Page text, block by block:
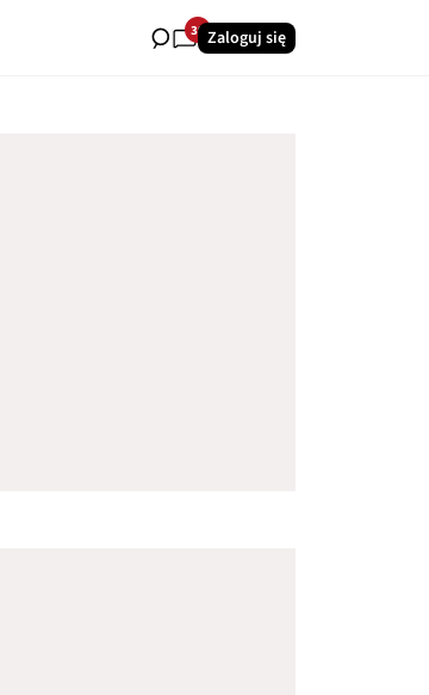
39Zaloguj się